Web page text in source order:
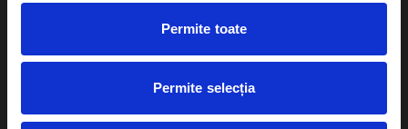
Permite toate
Permite selecția
Duplicare bilete